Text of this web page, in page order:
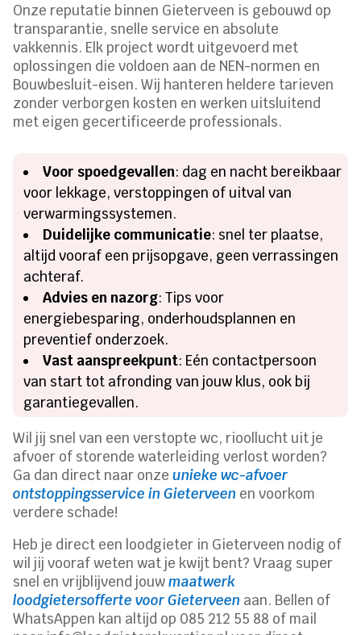
Onze reputatie binnen Gieterveen is gebouwd op
transparantie, snelle service en absolute
vakkennis. Elk project wordt uitgevoerd met
oplossingen die voldoen aan de NEN-normen en
Bouwbesluit-eisen. Wij hanteren heldere tarieven
zonder verborgen kosten en werken uitsluitend
met eigen gecertificeerde professionals.
Voor spoedgevallen: dag en nacht bereikbaar
voor lekkage, verstoppingen of uitval van
verwarmingssystemen.
Duidelijke communicatie: snel ter plaatse,
altijd vooraf een prijsopgave, geen verrassingen
achteraf.
Advies en nazorg: Tips voor
energiebesparing, onderhoudsplannen en
preventief onderzoek.
Vast aanspreekpunt: Eén contactpersoon
van start tot afronding van jouw klus, ook bij
garantiegevallen.
Wil jij snel van een verstopte wc, rioollucht uit je
afvoer of storende waterleiding verlost worden?
Ga dan direct naar onzeunieke wc-afvoer
ontstoppingsservice in Gieterveen en voorkom
verdere schade!
Heb je direct een loodgieter in Gieterveen nodig of
wil jij vooraf weten wat je kwijt bent? Vraag super
snel en vrijblijvend jouwmaatwerk
loodgietersofferte voor Gieterveen aan. Bellen of
WhatsAppen kan altijd op 085 212 55 88 of mail